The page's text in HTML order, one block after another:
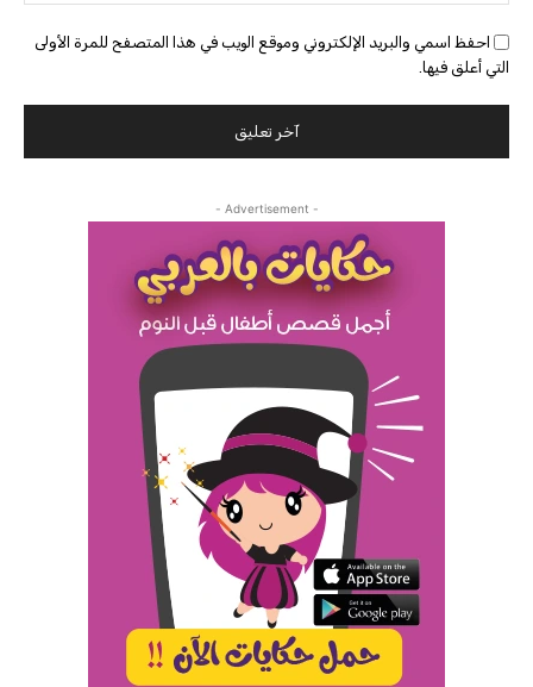
احفظ اسمي والبريد الإلكتروني وموقع الويب في هذا المتصفح للمرة الأولى
التي أعلق فيها.
- Advertisement -